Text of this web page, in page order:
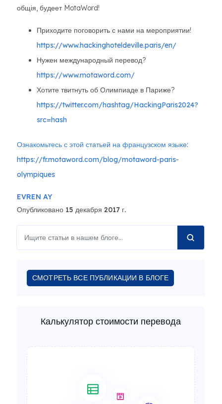
общія, будеет MotaWord!
Приходите поговорить с нами на мероприятии!
https://www.hackinghoteldeville.paris/en/
Нужен международный перевод?
https://www.motaword.com/
Хотите твитнуть об Олимпиаде в Париже?
https://twitter.com/hashtag/HackingParis2024?
src=hash
Ознакомьтесь с этой статьей на французском языке:
https://fr.motaword.com/blog/motaword-paris-
olympiques
EVREN AY
Опубликовано 15 декабря 2017 г.
СМОТРЕТЬ ВСЕ ПУБЛИКАЦИИ В БЛОГЕ
Калькулятор стоимости перевода